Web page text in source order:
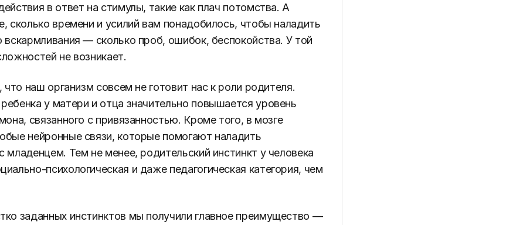
в ответ на стимулы, такие как плач потомства. А
сколько времени и усилий вам понадобилось, чтобы наладить
вскармливания — сколько проб, ошибок, беспокойства. У той
не возникает.
что наш организм совсем не готовит нас к роли родителя.
у матери и отца значительно повышается уровень
связанного с привязанностью. Кроме того, в мозге
нейронные связи, которые помогают наладить
младенцем. Тем не менее, родительский инстинкт у человека
психологическая и даже педагогическая категория, чем
заданных инстинктов мы получили главное преимущество —